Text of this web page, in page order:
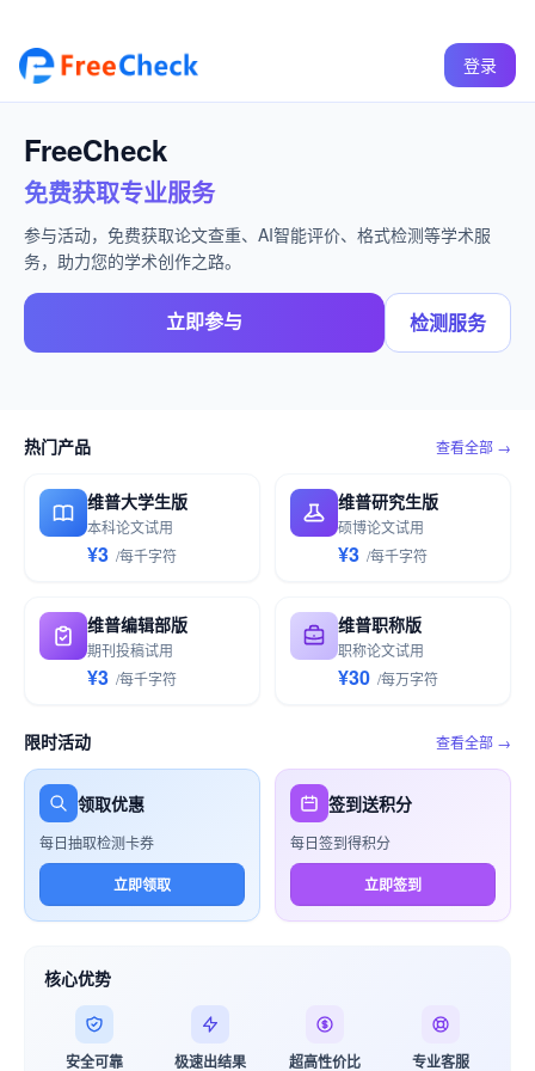
登录
FreeCheck
免费获取专业服务
参与活动，免费获取论文查重、AI智能评价、格式检测等学术服
务，助力您的学术创作之路。
立即参与 检测服务
热门产品 查看全部 →
维普大学生版
本科论文试用
¥3 /每千字符
维普研究生版
硕博论文试用
¥3 /每千字符
维普编辑部版
期刊投稿试用
¥3 /每千字符
维普职称版
职称论文试用
¥30 /每万字符
限时活动 查看全部 →
领取优惠
每日抽取检测卡券
立即领取
签到送积分
每日签到得积分
立即签到
核心优势
安全可靠 极速出结果 超高性价比 专业客服